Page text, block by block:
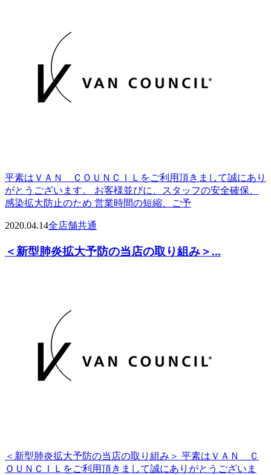
平素はＶＡＮ ＣＯＵＮＣＩＬをご利用頂きまして誠にあり
がとうございます。 お客様並びに、スタッフの安全確保、
感染拡大防止のため 営業時間の短縮、ご予
2020.04.14全店舗共通
＜新型肺炎拡大予防の当店の取り組み＞...
＜新型肺炎拡大予防の当店の取り組み＞ 平素はＶＡＮ Ｃ
ＯＵＮＣＩＬをご利用頂きまして誠にありがとうございま